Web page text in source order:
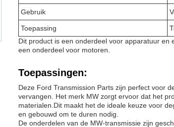
Gebruik
Toepassing
Dit product is een onderdeel voor apparatuur
een onderdeel voor motoren.
Toepassingen:
Deze Ford Transmission Parts zijn perfect voor
vervangen. Het merk MW zorgt ervoor dat het
materialen.Dit maakt het de ideale keuze voor
en gebouwd om te duren nodig.
De onderdelen van de MW-transmissie zijn